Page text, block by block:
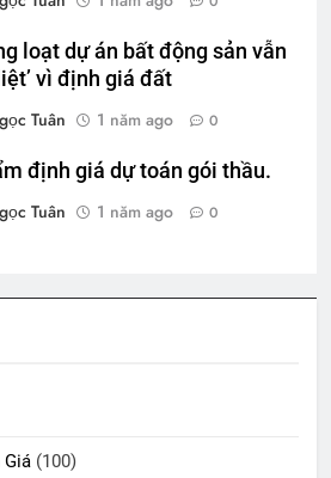
loạt dự án bất động sản vẫn
vì định giá đất
Tuân
1 năm ago 0
định giá dự toán gói thầu.
Tuân
1 năm ago 0
(100)